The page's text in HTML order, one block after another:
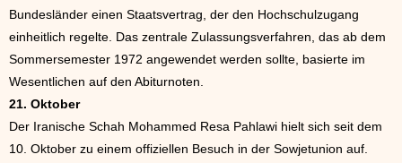
Bundesländer einen Staatsvertrag, der den Hochschulzugang
einheitlich regelte. Das zentrale Zulassungsverfahren, das ab dem
Sommersemester 1972 angewendet werden sollte, basierte im
Wesentlichen auf den Abiturnoten.
21. Oktober
Der Iranische Schah Mohammed Resa Pahlawi hielt sich seit dem
10. Oktober zu einem offiziellen Besuch in der Sowjetunion auf.